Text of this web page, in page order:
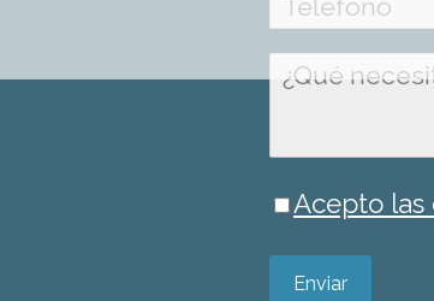
Acepto las
Enviar